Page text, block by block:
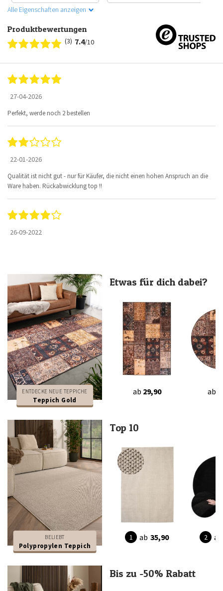
Alle Eigenschaften anzeigen
Produktbewertungen
(3) 7.4/10
27-04-2026
Perfekt, werde noch 2 bestellen
22-01-2026
Qualität ist nicht gut - nur für Käufer, die nicht einen hohen Anspruch an die
Ware haben. Rückabwicklung top !!
26-09-2022
ENTDECKE NEUE TEPPICHE
Teppich Gold
Etwas für dich dabei?
ab 29,90 ab
BELIEBT
Polypropylen Teppich
Top 10
ab 35,90 ab
Bis zu -50% Rabatt